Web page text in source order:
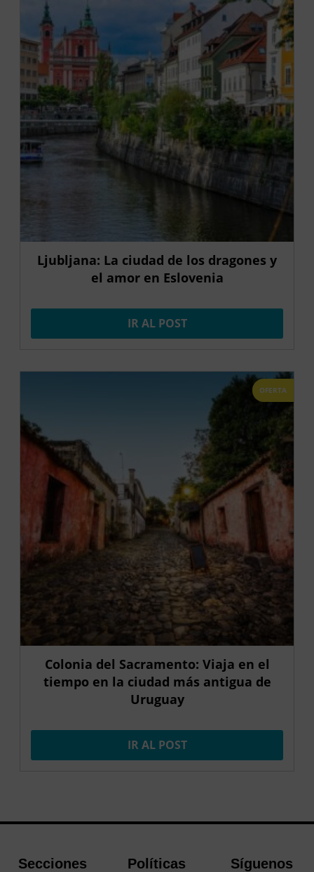
Ljubljana: La ciudad de los dragones y
el amor en Eslovenia
IR AL POST
OFERTA
Colonia del Sacramento: Viaja en el
tiempo en la ciudad más antigua de
Uruguay
IR AL POST
Secciones Políticas Síguenos